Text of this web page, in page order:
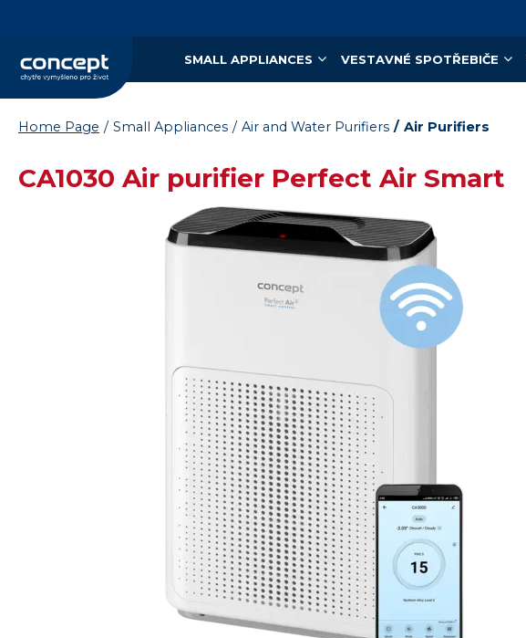
VESTAVNÉ SPOTŘEBIČE
SMALL APPLIANCES
Home Page Small Appliances Air and Water Purifiers Air Purifiers
CA1030 Air purifier Perfect Air Smart